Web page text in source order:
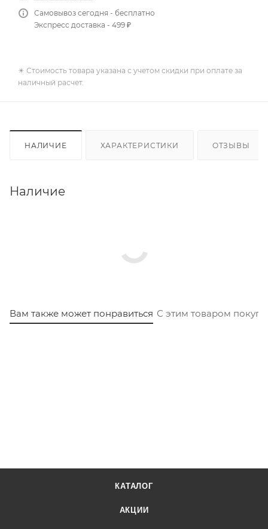
Самовывоз сегодня - бесплатно
Экспресс доставка - 499 ₽
✴️ Стоимость товара указана с учетом скидки при оплате за
наличный расчет.
НАЛИЧИЕ ХАРАКТЕРИСТИКИ ОТЗЫВЫ
Наличие
Вам также может понравиться С этим товаром
КАТАЛОГ
АКЦИИ